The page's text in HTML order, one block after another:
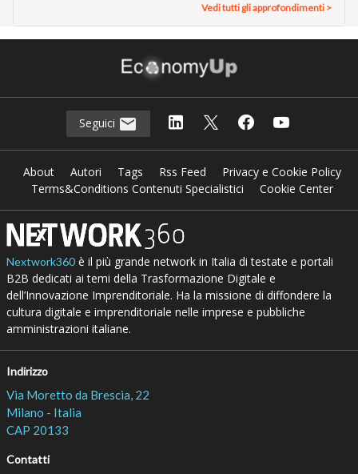
Vedi tutti gli approfondimenti >
Seguici
About Autori Tags Rss Feed
Privacy e Cookie Policy
Terms&Conditions Contenuti Specialistici
Cookie Center
Nextwork360è il più grande network in Italia di testate e portali
B2B dedicati ai temi della Trasformazione Digitale e
dell’Innovazione Imprenditoriale. Ha la missione di diffondere la
cultura digitale e imprenditoriale nelle imprese e pubbliche
amministrazioni italiane.
Indirizzo
Via Moretto da Brescia, 22
Milano - Italia
CAP 20133
Contatti